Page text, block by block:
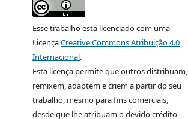
Esse trabalho está licenciado com uma
LicençaCreative Commons Atribuição 4.0
Internacional.
Esta licença permite que outros distribuam,
remixem, adaptem e criem a partir do seu
trabalho, mesmo para fins comerciais,
desde que lhe atribuam o devido crédito